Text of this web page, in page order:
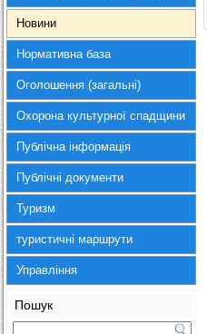
Новини
Нормативна база
Оголошення (загальні)
Охорона культурної спадщини
Публічна інформація
Публічні документи
Туризм
туристичні маршрути
Управління
Пошук